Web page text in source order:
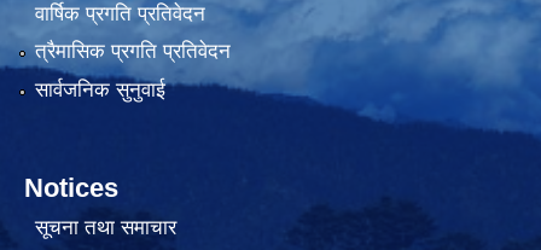
वार्षिक प्रगति प्रतिवेदन
त्रैमासिक प्रगति प्रतिवेदन
सार्वजनिक सुनुवाई
Notices
सूचना तथा समाचार